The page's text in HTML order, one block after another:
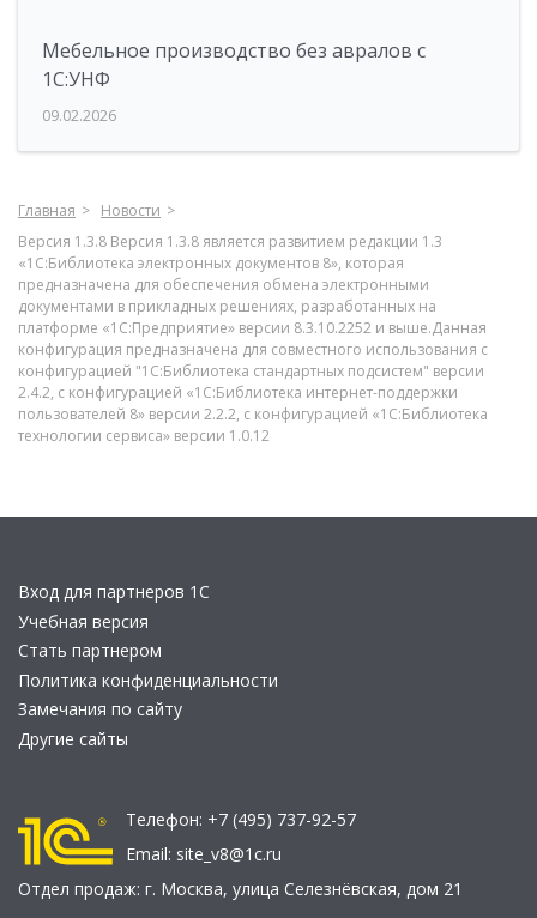
Мебельное производство без авралов с
1С:УНФ
09.02.2026
Главная
Новости
Версия 1.3.8 Версия 1.3.8 является развитием редакции 1.3
«1С:Библиотека электронных документов 8», которая
предназначена для обеспечения обмена электронными
документами в прикладных решениях, разработанных на
платформе «1С:Предприятие» версии 8.3.10.2252 и выше.Данная
конфигурация предназначена для совместного использования с
конфигурацией "1С:Библиотека стандартных подсистем" версии
2.4.2, с конфигурацией «1С:Библиотека интернет-поддержки
пользователей 8» версии 2.2.2, с конфигурацией «1С:Библиотека
технологии сервиса» версии 1.0.12
Вход для партнеров 1С
Учебная версия
Стать партнером
Политика конфиденциальности
Замечания по сайту
Другие сайты
Телефон: +7 (495) 737-92-57
Email: site_v8@1c.ru
Отдел продаж: г. Москва, улица Селезнёвская, дом 21